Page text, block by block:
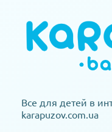
Все для детей в
karapuzov.com.ua